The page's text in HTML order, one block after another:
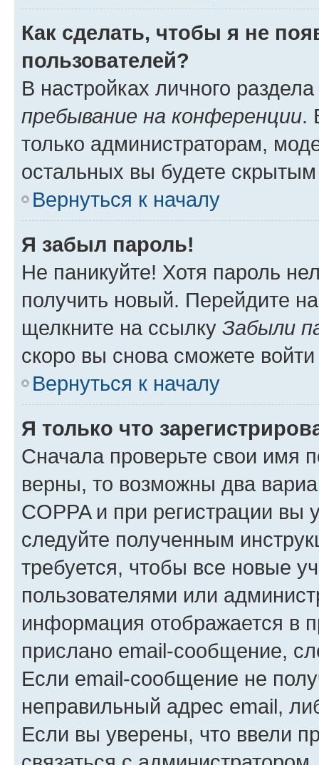
Как сделать, чтобы я не
пользователей?
В настройках личного
пребывание на конференции.
только администраторам,
остальных вы будете
Вернуться к началу
Я забыл пароль!
Не паникуйте! Хотя пароль
получить новый. Перейдите
щелкните на ссылку Забыли
скоро вы снова сможете
Вернуться к началу
Я только что
Сначала проверьте свои имя
верны, то возможны два
COPPA и при регистрации вы
следуйте полученным
требуется, чтобы все новые
пользователями или
информация отображается в
прислано email-сообщение,
Если email-сообщение не
неправильный адрес email,
Если вы уверены, что ввели